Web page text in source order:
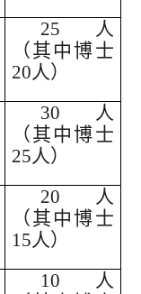
25人
（其中博士
20人）
30人
（其中博士
25人）
20人
（其中博士
15人）
10人